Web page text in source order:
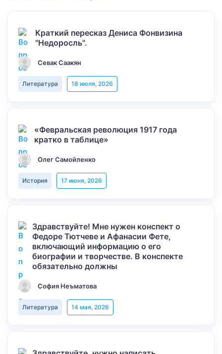
Краткий пересказ Дениса Фонвизина
"Недоросль".
Севак Саакян
Литература 18 июля, 2026
«Февральская революция 1917 года
кратко в таблице»
Олег Самойленко
История 17 июня, 2026
Здравствуйте! Мне нужен конспект о
Федоре Тютчеве и Афанасии Фете,
включающий информацию о его
биографии и творчестве. В конспекте
обязательно должны
София Неъматова
Литература 14 мая, 2026